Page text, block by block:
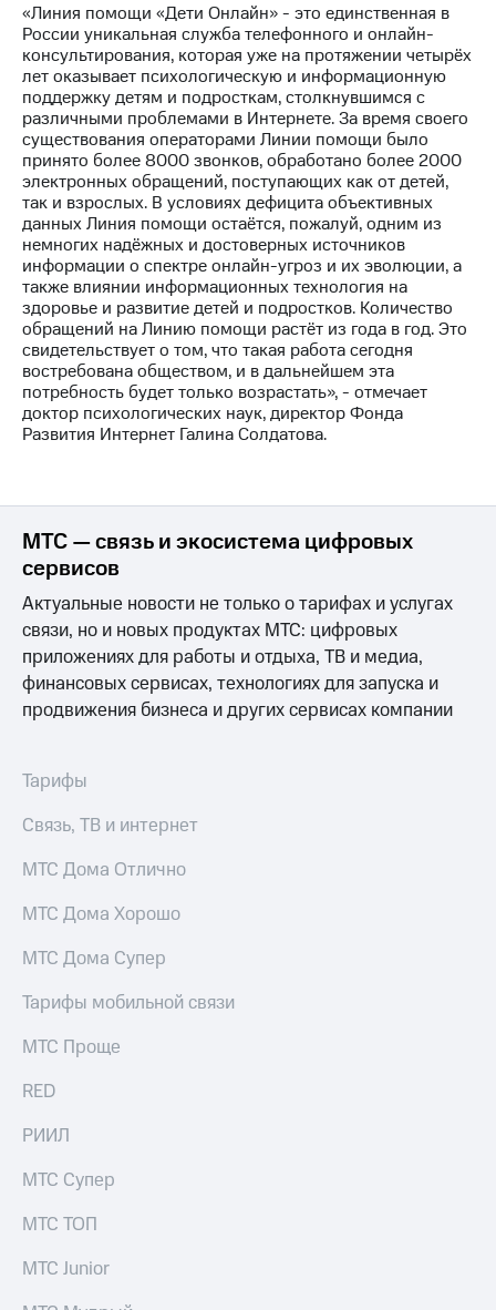
погашении
именных
облигаций
Другое
Регистратор
Реквизиты
Контакты
развитие
деловая этика
На главную
«Линия помощи «Дети Онлайн» - это единственная в
России уникальная служба телефонного и онлайн-
консультирования, которая уже на протяжении четырёх
лет оказывает психологическую и информационную
поддержку детям и подросткам, столкнувшимся с
различными проблемами в Интернете. За время своего
существования операторами Линии помощи было
принято более 8000 звонков, обработано более 2000
электронных обращений, поступающих как от детей,
так и взрослых. В условиях дефицита объективных
данных Линия помощи остаётся, пожалуй, одним из
немногих надёжных и достоверных источников
информации о спектре онлайн-угроз и их эволюции, а
также влиянии информационных технология на
здоровье и развитие детей и подростков. Количество
обращений на Линию помощи растёт из года в год. Это
свидетельствует о том, что такая работа сегодня
востребована обществом, и в дальнейшем эта
потребность будет только возрастать», - отмечает
доктор психологических наук, директор Фонда
Развития Интернет Галина Солдатова.
МТС — связь и экосистема цифровых
сервисов
Актуальные новости не только о тарифах и услугах
связи, но и новых продуктах МТС: цифровых
приложениях для работы и отдыха, ТВ и медиа,
финансовых сервисах, технологиях для запуска и
продвижения бизнеса и других сервисах компании
Тарифы
Связь, ТВ и интернет
МТС Дома Отлично
МТС Дома Хорошо
МТС Дома Супер
Тарифы мобильной связи
МТС Проще
RED
РИИЛ
МТС Супер
МТС ТОП
МТС Junior